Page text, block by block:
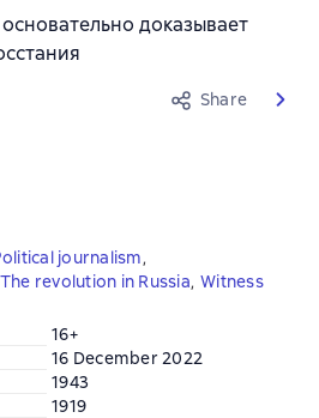
доказывает
Share
journalism,
The revolution in Russia, Witness
16+
16 December 2022
1943
1919